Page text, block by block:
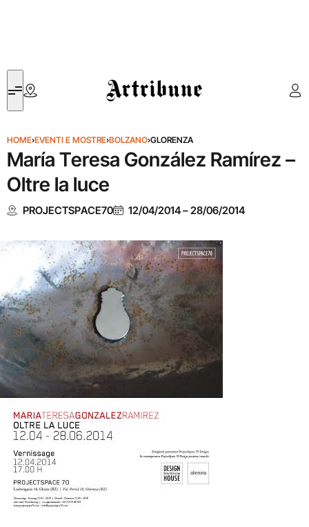
Artribune
HOME›EVENTI E MOSTRE›BOLZANO›GLORENZA
María Teresa González Ramírez –
Oltre la luce
PROJECTSPACE70 12/04/2014–28/06/2014